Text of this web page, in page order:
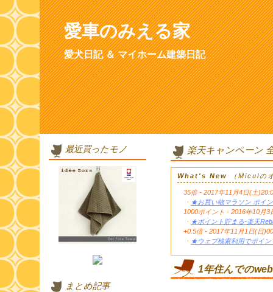
愛車のみえる家
愛犬日記 ＆ マイホーム建築日記
楽天キャンペーン
What's New （Miculの
35倍 - 2017年11月4日(土
・ ★お買い物マラソン ポイ
1000ポイント - 2016年10月
・ ★ポイント貯まる-楽天
+0.5倍 - 2017年11月1日(日
・ ★ウェブ検索利用でポイン
1年住んでの
最近買ったモノ
まとめ記事